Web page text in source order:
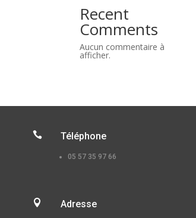
Recent
Comments
Aucun commentaire à
afficher.
 Téléphone
05 57 35 97 66
 Adresse